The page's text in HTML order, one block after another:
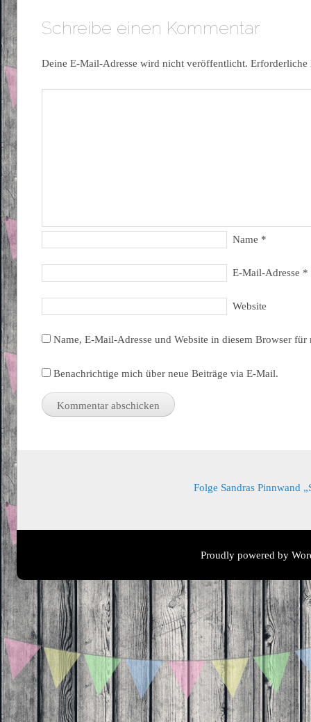
Schreibe einen Kommentar
Deine E-Mail-Adresse wird nicht veröffentlicht.
Name *
E-Mail-Adresse *
Website
Name, E-Mail-Adresse und Website in diesem Browser
Benachrichtige mich über neue Beiträge via E-Mail.
Folge Sandras Pinnwand
Proudly powered by